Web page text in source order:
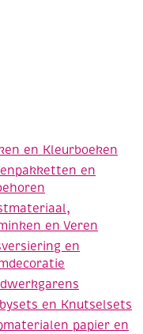
en Kleurboeken
en
en Veren
en
en Knutselsets
papier en